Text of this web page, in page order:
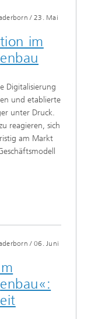
/ 23. Mai
im
Digitalisierung
und etablierte
unter Druck.
reagieren, sich
am Markt
/ 06. Juni